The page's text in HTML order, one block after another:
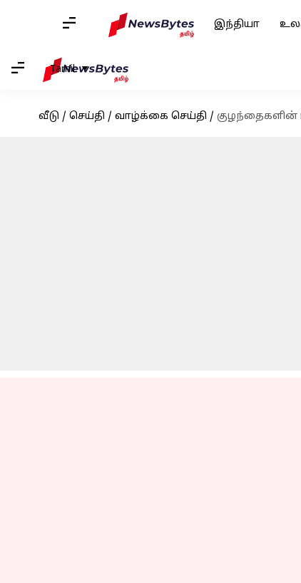
இந்தியா
Tamil
வீடு / செய்தி / வாழ்க்கை செய்தி / குழந்தைகளின்